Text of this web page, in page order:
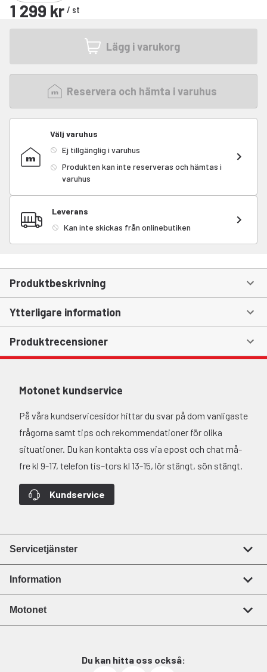
1 299 kr / st
Lägg i varukorg
Reservera och hämta i varuhus
Välj varuhus
Ej tillgänglig i varuhus
Produkten kan inte reserveras och hämtas i
varuhus
Leverans
Kan inte skickas från onlinebutiken
Produktbeskrivning
Ytterligare information
Produktrecensioner
Motonet kundservice
På våra kundservicesidor hittar du svar på dom vanligaste
frågorna samt tips och rekommendationer för olika
situationer. Du kan kontakta oss via epost och chat må-
fre kl 9-17, telefon tis–tors kl 13-15, lör stängt, sön stängt.
Kundservice
Servicetjänster
Information
Motonet
Du kan hitta oss också: